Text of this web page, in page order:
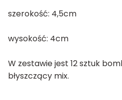
szerokość: 4,5cm
wysokość: 4cm
W zestawie jest 12 sztuk
błyszczący mix.